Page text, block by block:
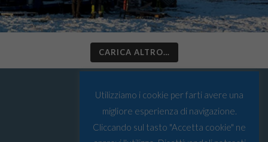
CARICA ALTRO…
Utilizziamo i cookie per farti avere una
migliore esperienza di navigazione.
Cliccando sul tasto "Accetta cookie" ne